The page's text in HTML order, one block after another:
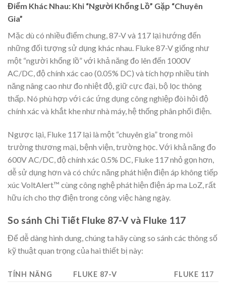
Điểm Khác Nhau: Khi “Người Khổng Lồ” Gặp “Chuyên
Gia”
Mặc dù có nhiều điểm chung, 87-V và 117 lại hướng đến
những đối tượng sử dụng khác nhau. Fluke 87-V giống như
một “người khổng lồ” với khả năng đo lên đến 1000V
AC/DC, độ chính xác cao (0.05% DC) và tích hợp nhiều tính
năng nâng cao như đo nhiệt độ, giữ cực đại, bộ lọc thông
thấp. Nó phù hợp với các ứng dụng công nghiệp đòi hỏi độ
chính xác và khắt khe như nhà máy, hệ thống phân phối điện.
Ngược lại, Fluke 117 lại là một “chuyên gia” trong môi
trường thương mại, bệnh viện, trường học. Với khả năng đo
600V AC/DC, độ chính xác 0.5% DC, Fluke 117 nhỏ gọn hơn,
dễ sử dụng hơn và có chức năng phát hiện điện áp không tiếp
xúc VoltAlert™ cùng công nghệ phát hiện điện áp ma LoZ, rất
hữu ích cho thợ điện trong công việc hàng ngày.
So sánh Chi Tiết Fluke 87-V và Fluke 117
Để dễ dàng hình dung, chúng ta hãy cùng so sánh các thông số
kỹ thuật quan trọng của hai thiết bị này:
TÍNH NĂNG FLUKE 87-V
FLUKE 117